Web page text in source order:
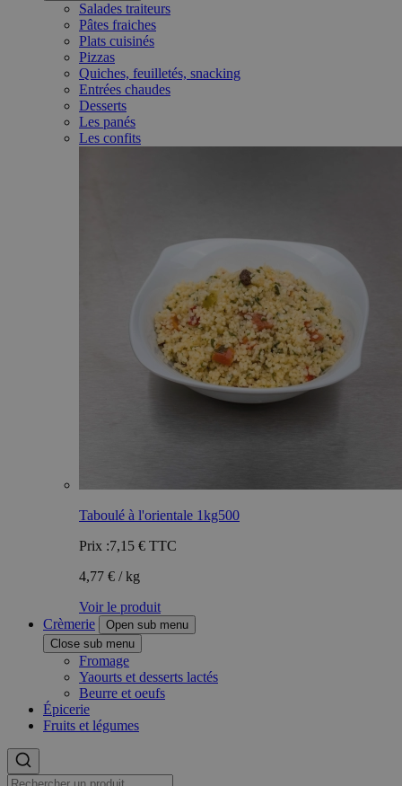
Salades traiteurs
Pâtes fraiches
Plats cuisinés
Pizzas
Quiches, feuilletés, snacking
Entrées chaudes
Desserts
Les panés
Les confits
Taboulé à l'orientale 1kg500
Prix :7,15 € TTC
4,77 € / kg
Voir le produit
Crèmerie
Open sub menu
Close sub menu
Fromage
Yaourts et desserts lactés
Beurre et oeufs
Épicerie
Fruits et légumes